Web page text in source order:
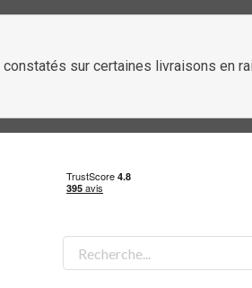
sur certaines livraisons en